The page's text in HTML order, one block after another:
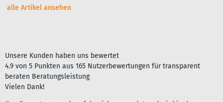
alle Artikel ansehen
Unsere Kunden haben uns bewertet
4.9 von 5 Punkten aus 165 Nutzerbewertungen fürtransparent
beraten Beratungsleistung
Vielen Dank!